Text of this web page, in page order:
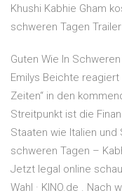
Khushi Kabhie Gham
schweren Tagen
Guten Wie In
Emilys Beichte
Zeiten“ in den
Streitpunkt ist die
Staaten wie Italien und
schweren Tagen –
Jetzt legal online
Wahl · KINO.de . Nach